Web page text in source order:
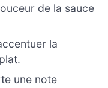
de la sauce
la
une note